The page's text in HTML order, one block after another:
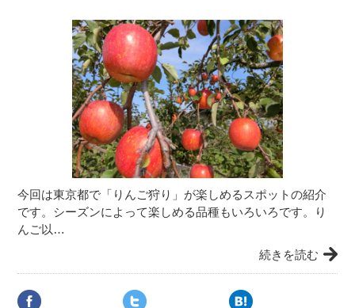
今回は東京都で「りんご狩り」が楽しめるスポットの紹介
です。シーズンによって楽しめる品種もいろいろです。り
んご以…
続きを読む